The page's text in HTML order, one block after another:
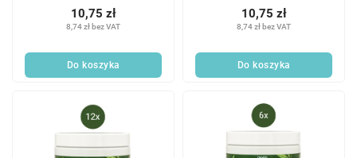
8,74 zł bez VAT
10,75 zł
Do koszyka
8,74 zł bez VAT
10,75 zł
Do koszyka